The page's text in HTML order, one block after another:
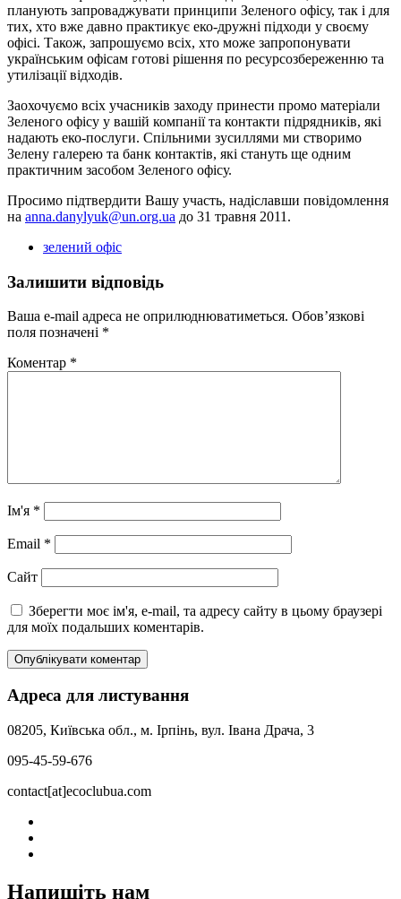
планують запроваджувати принципи Зеленого офісу, так і для
тих, хто вже давно практикує еко-дружні підходи у своєму
офісі. Також, запрошуємо всіх, хто може запропонувати
українським офісам готові рішення по ресурсозбереженню та
утилізації відходів.
Заохочуємо всіх учасників заходу принести промо матеріали
Зеленого офісу у вашій компанії та контакти підрядників, які
надають еко-послуги. Спільними зусиллями ми створимо
Зелену галерею та банк контактів, які стануть ще одним
практичним засобом Зеленого офісу.
Просимо підтвердити Вашу участь, надіславши повідомлення
на anna.danylyuk@un.org.ua до 31 травня 2011.
зелений офіс
Залишити відповідь
Ваша e-mail адреса не оприлюднюватиметься. Обов’язкові
поля позначені *
Коментар *
Ім'я *
Email *
Сайт
Зберегти моє ім'я, e-mail, та адресу сайту в цьому браузері
для моїх подальших коментарів.
Адреса для листування
08205, Київська обл., м. Ірпінь, вул. Івана Драча, 3
095-45-59-676
contact[at]ecoclubua.com
Напишіть нам